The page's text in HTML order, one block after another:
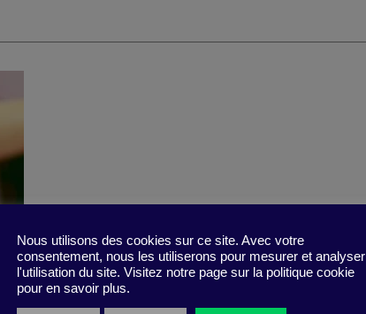
Nous utilisons des cookies sur ce site. Avec votre
consentement, nous les utiliserons pour mesurer et analyser
l'utilisation du site. Visitez notre page sur la politique cookie
pour en savoir plus.